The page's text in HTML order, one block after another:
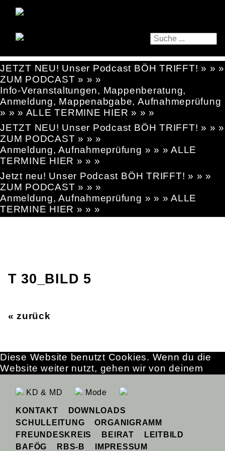
JETZT NEU! Unser Podcast BÖH TRIFFT! » » »
ZUM PODCAST » » »
Info-Veranstaltungen, Mappenberatung,
Anmeldung, Mappenabgabe, Aufnahmeprüfung
» » » ALLE TERMINE HIER » » »
JETZT NEU! Unser Podcast BÖH TRIFFT! » » »
ZUM PODCAST » » »
Anmeldung, Aufnahmeprüfung » » » ALLE
TERMINE HIER » » »
Jetzt neu! Unser Podcast BÖH TRIFFT! » » »
ZUM PODCAST » » »
Anmeldung, Aufnahmeprüfung » » » ALLE
TERMINE HIER » » »
T 30_BILD 5
« zurück
KD & MD Mode
KONTAKT
DOWNLOADS
SCHULLEITUNG
ORGANIGRAMM
FREUNDESKREIS
BEIRAT
LEITBILD
BAFÖG
RBS-B IMPRESSUM
Diese Website benutzt Cookies. Wenn du die
Website weiter nutzt, gehen wir von deinem